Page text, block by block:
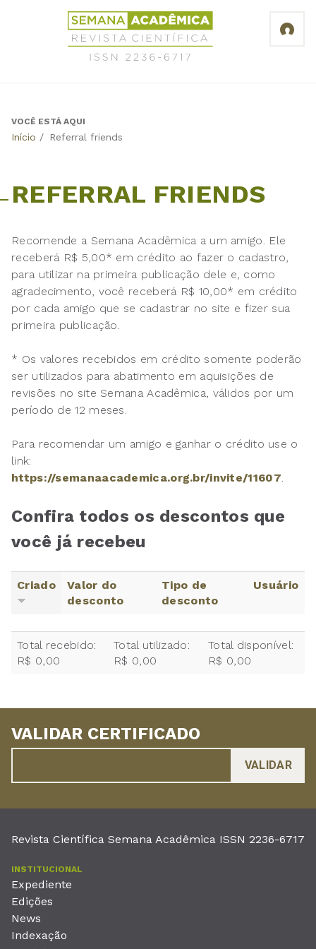
Revista
Científica
Semana
6717
Back
VOCÊ ESTÁ AQUI
Início / Referral friends
REFERRAL FRIENDS
Recomende a Semana Acadêmica a um amigo. Ele
receberá R$ 5,00* em crédito ao fazer o cadastro,
para utilizar na primeira publicação dele e, como
agradecimento, você receberá R$ 10,00* em crédito
por cada amigo que se cadastrar no site e fizer sua
primeira publicação.
* Os valores recebidos em crédito somente poderão
ser utilizados para abatimento em aquisições de
revisões no site Semana Acadêmica, válidos por um
período de 12 meses.
Para recomendar um amigo e ganhar o crédito use o
link:
https://semanaacademica.org.br/invite/11607.
Confira todos os descontos que
você já recebeu
Criado
Valor do
desconto
Tipo de
desconto
Usuário
Total recebido:
R$ 0,00
Total utilizado:
R$ 0,00
Total disponível:
R$ 0,00
VALIDAR CERTIFICADO
Revista Científica Semana Acadêmica ISSN 2236-6717
INSTITUCIONAL
Expediente
Edições
News
Indexação